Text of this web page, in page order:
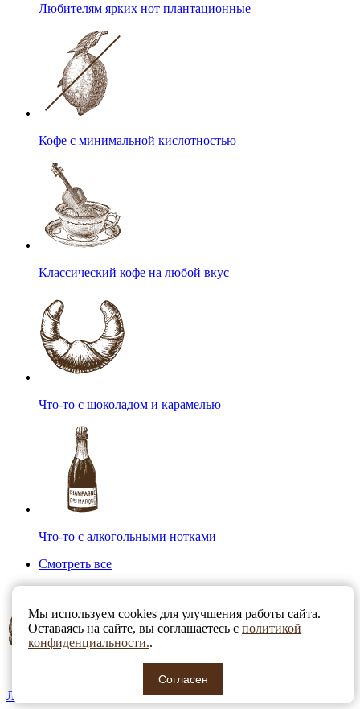
Любителям ярких нот плантационные
Кофе с минимальной кислотностью
Классический кофе на любой вкус
Что-то с шоколадом и карамелью
Что-то с алкогольными нотками
Смотреть все
Любителям крепкого плантационного
Мы используем cookies для улучшения работы сайта.
Оставаясь на сайте, вы соглашаетесь с политикой
конфиденциальности..
Согласен